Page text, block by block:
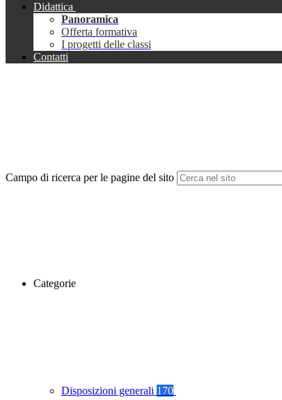
Didattica
Panoramica
Offerta formativa
I progetti delle classi
Contatti
Campo di ricerca per le pagine del sito
Categorie
Disposizioni generali 170